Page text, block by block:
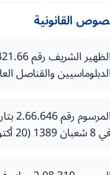
القانونية
الدبلوماسيين والقناصل
الأعوان الدبلوماسيين والقناصل العاملين بالخارج